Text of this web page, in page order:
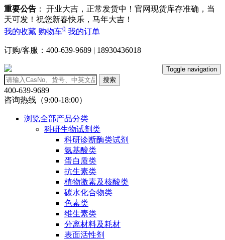
重要公告 ： 开业大吉，正常发货中！官网现货库存准确，当
天可发！祝您新春快乐，马年大吉！
我的收藏 购物车0 我的订单
订购/客服：400-639-9689 | 18930436018
Toggle navigation
搜索
400-639-9689
咨询热线（9:00-18:00）
浏览全部产品分类
科研生物试剂类
科研诊断酶类试剂
氨基酸类
蛋白质类
抗生素类
植物激素及核酸类
碳水化合物类
色素类
维生素类
分离材料及耗材
表面活性剂